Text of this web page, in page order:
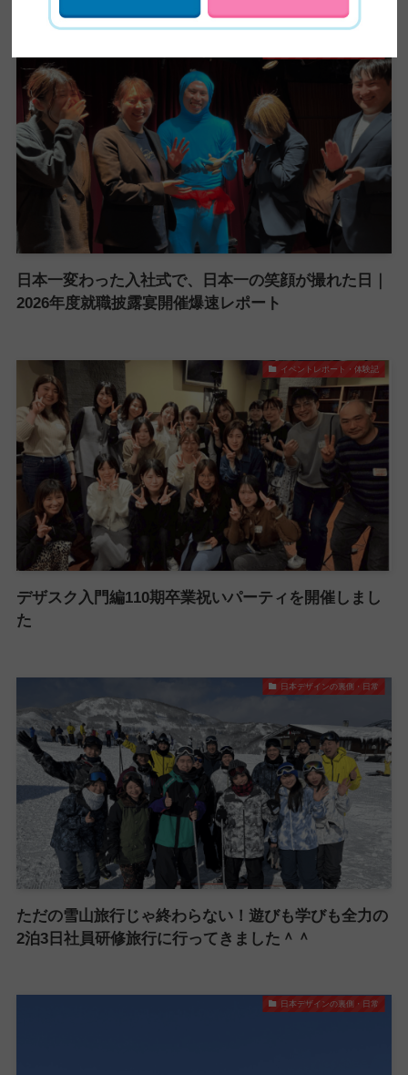
日本一変わった入社式で、日本一の笑顔が撮れた日｜
2026年度就職披露宴開催爆速レポート
イベントレポート・体験記
デザスク入門編110期卒業祝いパーティを開催しまし
た
日本デザインの裏側・日常
ただの雪山旅行じゃ終わらない！遊びも学びも全力の
2泊3日社員研修旅行に行ってきました＾＾
日本デザインの裏側・日常